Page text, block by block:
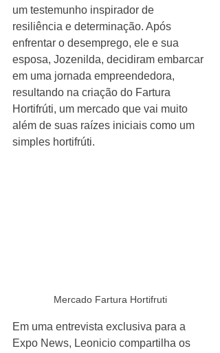
um testemunho inspirador de
resiliência e determinação. Após
enfrentar o desemprego, ele e sua
esposa, Jozenilda, decidiram embarcar
em uma jornada empreendedora,
resultando na criação do Fartura
Hortifrúti, um mercado que vai muito
além de suas raízes iniciais como um
simples hortifrúti.
Mercado Fartura Hortifruti
Em uma entrevista exclusiva para a
Expo News, Leonicio compartilha os